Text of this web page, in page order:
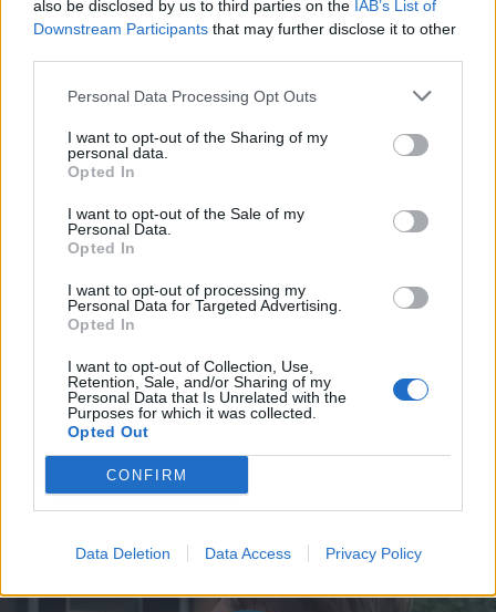
also be disclosed by us to third parties on the IAB’s List of
Downstream Participants that may further disclose it to other
Personal Data Processing Opt Outs
I want to opt-out of the Sharing of my
personal data.
Opted In
I want to opt-out of the Sale of my
Personal Data.
Opted In
I want to opt-out of processing my
Personal Data for Targeted Advertising.
Opted In
I want to opt-out of Collection, Use,
Retention, Sale, and/or Sharing of my
Personal Data that Is Unrelated with the
Purposes for which it was collected.
Opted Out
CONFIRM
Data Deletion Data Access Privacy Policy